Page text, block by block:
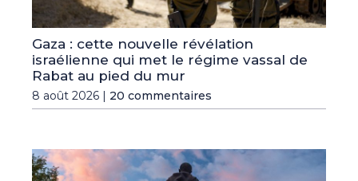
Gaza : cette nouvelle révélation
israélienne qui met le régime vassal de
Rabat au pied du mur
8 août 2026 | 20 commentaires